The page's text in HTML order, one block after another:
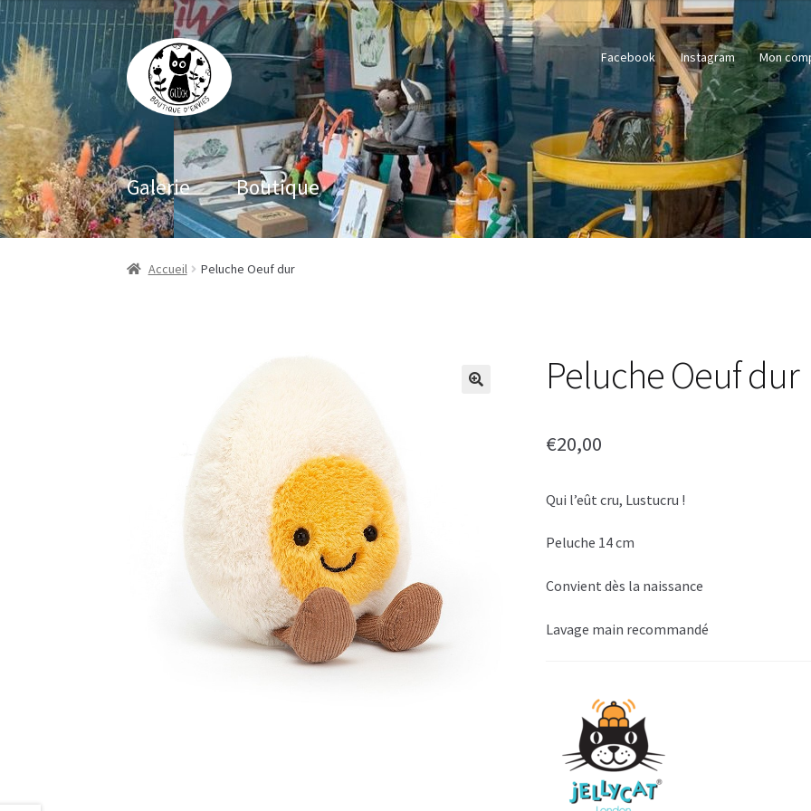
Aller
à
la
navigation
Aller
au
contenu
Facebook Instagram Mon
Galerie Boutique
Accueil Peluche Oeuf dur
Peluche Oeuf dur
€20,00
Qui l’eût cru, Lustucru !
Peluche 14 cm
Convient dès la naissance
Lavage main recommandé